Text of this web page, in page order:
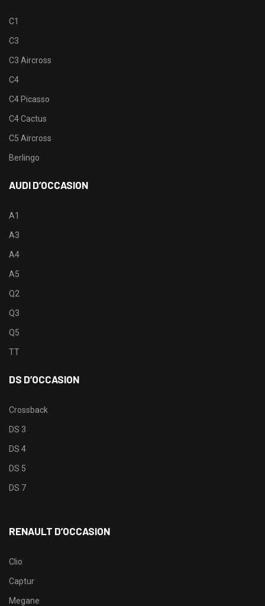
C1
C3
C3 Aircross
C4
C4 Picasso
C4 Cactus
C5 Aircross
Berlingo
AUDI D’OCCASION
A1
A3
A4
A5
Q2
Q3
Q5
TT
DS D’OCCASION
Crossback
DS 3
DS 4
DS 5
DS 7
RENAULT D’OCCASION
Clio
Captur
Megane